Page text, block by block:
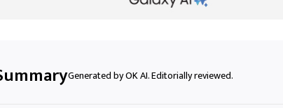
Generated by OK AI. Editorially reviewed.